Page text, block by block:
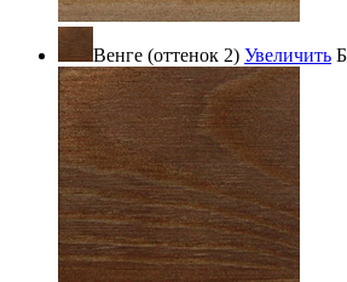
Венге (оттенок 2) Увеличить